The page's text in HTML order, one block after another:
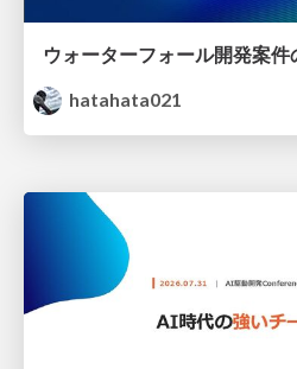
hatahata021